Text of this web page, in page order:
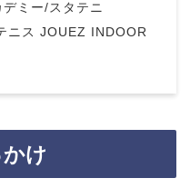
ミー/スタテニ
ニス JOUEZ INDOOR
け